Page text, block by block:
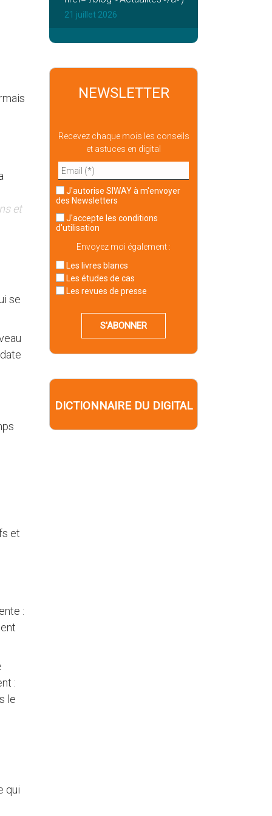
et
se
et
:
:
le
qui
21 juillet 2026
NEWSLETTER
Recevez chaque mois les conseils
et astuces en digital
des Newsletters
J'accepte les conditions
d'utilisation
Envoyez moi également :
Les livres blancs
Les études de cas
Les revues de presse
S'ABONNER
DICTIONNAIRE DU DIGITAL